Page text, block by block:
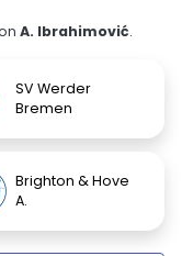
A. Ibrahimović.
SV Werder
Bremen
Brighton & Hove
A.